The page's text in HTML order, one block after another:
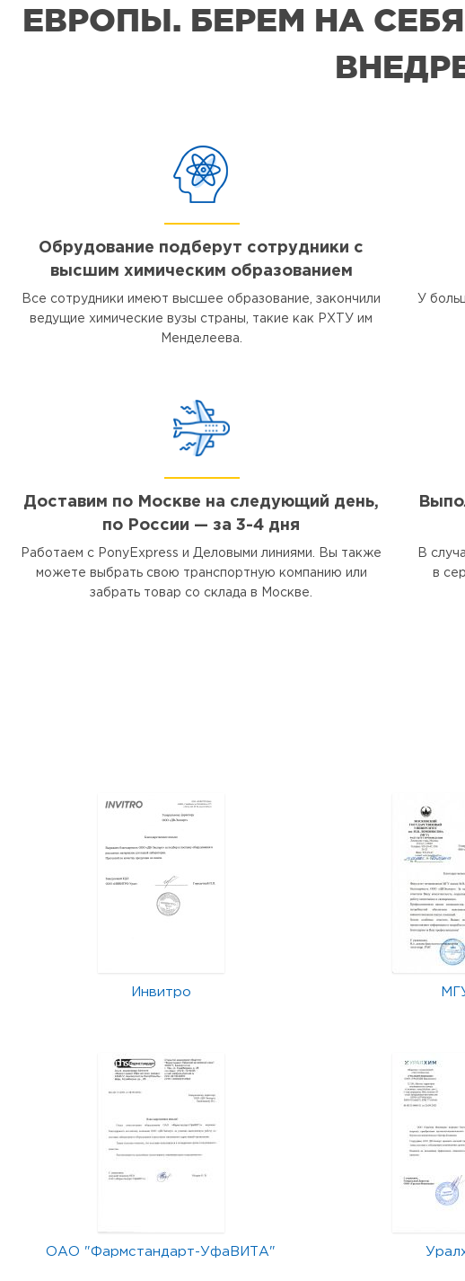
ЕВРОПЫ. БЕРЕМ НА
Обрудование подберут сотрудники с
высшим химическим образованием
Все сотрудники имеют высшее образование, закончили
ведущие химические вузы страны, такие как РХТУ им
Менделеева.
У
Доставим по Москве на следующий день,
по России — за 3-4 дня
Работаем с PonyExpress и Деловыми линиями. Вы также
можете выбрать свою транспортную компанию или
забрать товар со склада в Москве.
В
в
Инвитро
ОАО "Фармстандарт-УфаВИТА"